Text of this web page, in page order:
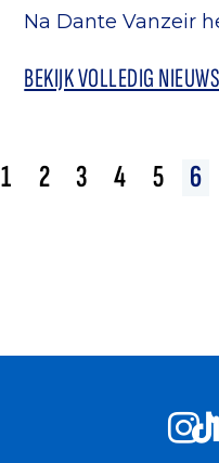
Na Dante Vanzeir
BEKIJK VOLLEDIG
1 2 3 4 5 6